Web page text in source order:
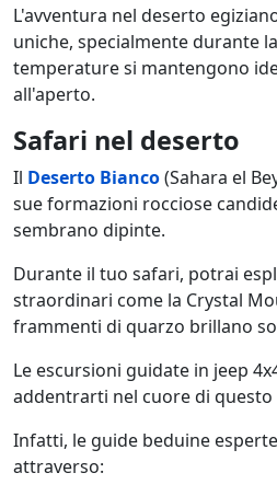
L'avventura nel deserto
uniche, specialmente durante
temperature si mantengono
all'aperto.
Safari nel deserto
Il Deserto Bianco(Sahara el
sue formazioni rocciose
sembrano dipinte.
Durante il tuo safari, potrai
straordinari come la Crystal
frammenti di quarzo brillano
Le escursioni guidate in jeep
addentrarti nel cuore di questo
Infatti, le guide beduine
attraverso: